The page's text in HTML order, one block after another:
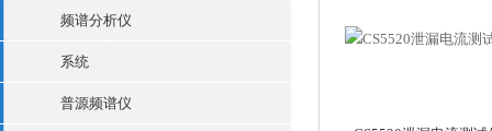
频谱分析仪
系统
普源频谱仪